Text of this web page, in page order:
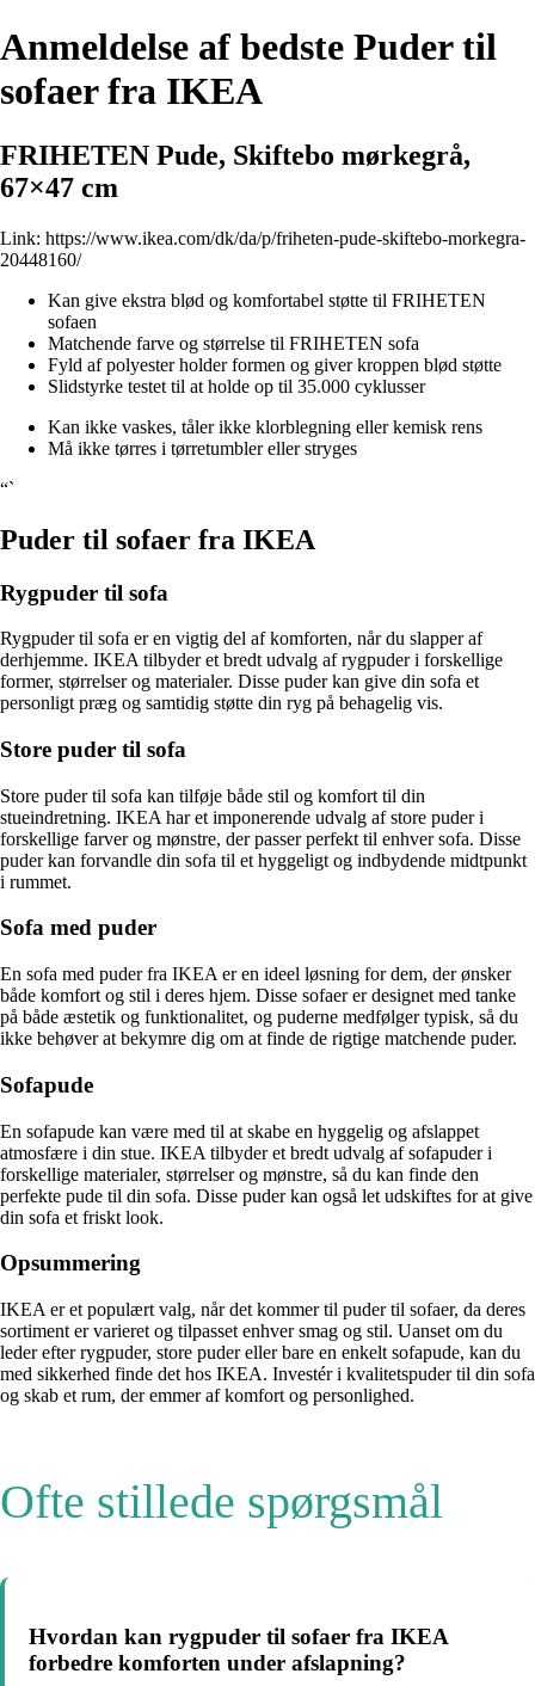
Anmeldelse af bedste Puder til
sofaer fra IKEA
FRIHETEN Pude, Skiftebo mørkegrå,
67×47 cm
Link: https://www.ikea.com/dk/da/p/friheten-pude-skiftebo-morkegra-
20448160/
Kan give ekstra blød og komfortabel støtte til FRIHETEN
sofaen
Matchende farve og størrelse til FRIHETEN sofa
Fyld af polyester holder formen og giver kroppen blød støtte
Slidstyrke testet til at holde op til 35.000 cyklusser
Kan ikke vaskes, tåler ikke klorblegning eller kemisk rens
Må ikke tørres i tørretumbler eller stryges
“`
Puder til sofaer fra IKEA
Rygpuder til sofa
Rygpuder til sofa er en vigtig del af komforten, når du slapper af
derhjemme. IKEA tilbyder et bredt udvalg af rygpuder i forskellige
former, størrelser og materialer. Disse puder kan give din sofa et
personligt præg og samtidig støtte din ryg på behagelig vis.
Store puder til sofa
Store puder til sofa kan tilføje både stil og komfort til din
stueindretning. IKEA har et imponerende udvalg af store puder i
forskellige farver og mønstre, der passer perfekt til enhver sofa. Disse
puder kan forvandle din sofa til et hyggeligt og indbydende midtpunkt
i rummet.
Sofa med puder
En sofa med puder fra IKEA er en ideel løsning for dem, der ønsker
både komfort og stil i deres hjem. Disse sofaer er designet med tanke
på både æstetik og funktionalitet, og puderne medfølger typisk, så du
ikke behøver at bekymre dig om at finde de rigtige matchende puder.
Sofapude
En sofapude kan være med til at skabe en hyggelig og afslappet
atmosfære i din stue. IKEA tilbyder et bredt udvalg af sofapuder i
forskellige materialer, størrelser og mønstre, så du kan finde den
perfekte pude til din sofa. Disse puder kan også let udskiftes for at give
din sofa et friskt look.
Opsummering
IKEA er et populært valg, når det kommer til puder til sofaer, da deres
sortiment er varieret og tilpasset enhver smag og stil. Uanset om du
leder efter rygpuder, store puder eller bare en enkelt sofapude, kan du
med sikkerhed finde det hos IKEA. Investér i kvalitetspuder til din sofa
og skab et rum, der emmer af komfort og personlighed.
Ofte stillede spørgsmål
Hvordan kan rygpuder til sofaer fra IKEA
forbedre komforten under afslapning?